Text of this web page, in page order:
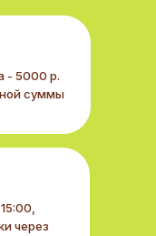
- 5000 р.
суммы
через